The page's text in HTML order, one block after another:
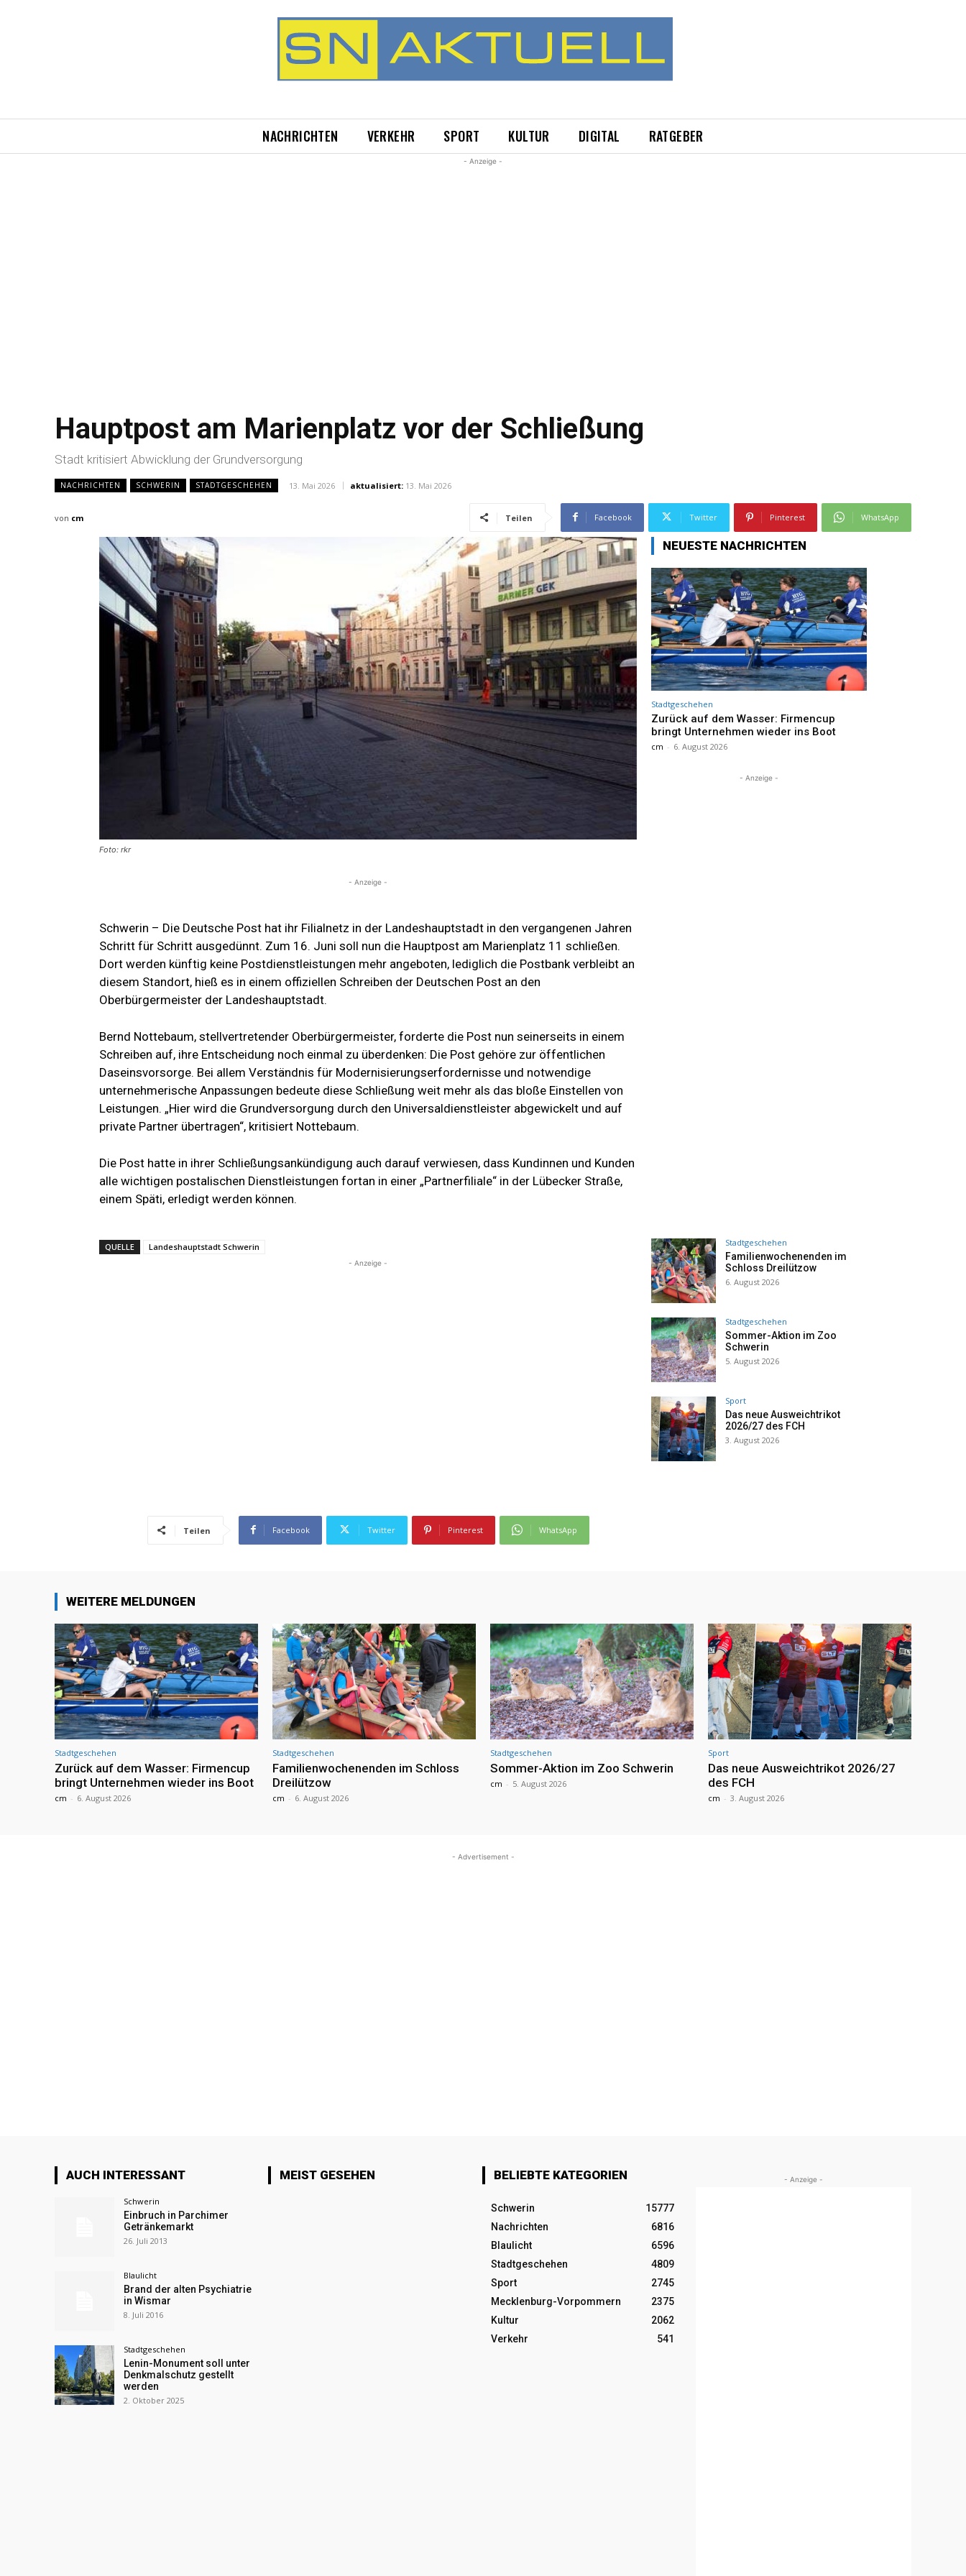
NACHRICHTEN VERKEHR SPORT KULTUR DIGITAL RATGEBER
- Anzeige -
Hauptpost am Marienplatz vor der Schließung
Stadt kritisiert Abwicklung der Grundversorgung
NACHRICHTEN SCHWERIN STADTGESCHEHEN 13. Mai 2026 aktualisiert: 13. Mai 2026
von cm Teilen Facebook Twitter Pinterest WhatsApp
Foto: rkr
- Anzeige -
Schwerin – Die Deutsche Post hat ihr Filialnetz in der Landeshauptstadt in den vergangenen Jahren
Schritt für Schritt ausgedünnt. Zum 16. Juni soll nun die Hauptpost am Marienplatz 11 schließen.
Dort werden künftig keine Postdienstleistungen mehr angeboten, lediglich die Postbank verbleibt an
diesem Standort, hieß es in einem offiziellen Schreiben der Deutschen Post an den
Oberbürgermeister der Landeshauptstadt.
Bernd Nottebaum, stellvertretender Oberbürgermeister, forderte die Post nun seinerseits in einem
Schreiben auf, ihre Entscheidung noch einmal zu überdenken: Die Post gehöre zur öffentlichen
Daseinsvorsorge. Bei allem Verständnis für Modernisierungserfordernisse und notwendige
unternehmerische Anpassungen bedeute diese Schließung weit mehr als das bloße Einstellen von
Leistungen. „Hier wird die Grundversorgung durch den Universaldienstleister abgewickelt und auf
private Partner übertragen“, kritisiert Nottebaum.
Die Post hatte in ihrer Schließungsankündigung auch darauf verwiesen, dass Kundinnen und Kunden
alle wichtigen postalischen Dienstleistungen fortan in einer „Partnerfiliale“ in der Lübecker Straße,
einem Späti, erledigt werden können.
QUELLE Landeshauptstadt Schwerin
- Anzeige -
Teilen Facebook Twitter Pinterest WhatsApp
NEUESTE NACHRICHTEN
Stadtgeschehen
Zurück auf dem Wasser: Firmencup
bringt Unternehmen wieder ins Boot
cm - 6. August 2026
- Anzeige -
Stadtgeschehen
Familienwochenenden im
Schloss Dreilützow
6. August 2026
Stadtgeschehen
Sommer-Aktion im Zoo
Schwerin
5. August 2026
Sport
Das neue Ausweichtrikot
2026/27 des FCH
3. August 2026
WEITERE MELDUNGEN
Stadtgeschehen
Zurück auf dem Wasser: Firmencup
bringt Unternehmen wieder ins Boot
cm - 6. August 2026
Stadtgeschehen
Familienwochenenden im Schloss
Dreilützow
cm - 6. August 2026
Stadtgeschehen
Sommer-Aktion im Zoo Schwerin
cm - 5. August 2026
Sport
Das neue Ausweichtrikot 2026/27
des FCH
cm - 3. August 2026
- Advertisement -
AUCH INTERESSANT
Schwerin
Einbruch in Parchimer
Getränkemarkt
26. Juli 2013
Blaulicht
Brand der alten Psychiatrie
in Wismar
8. Juli 2016
Stadtgeschehen
Lenin-Monument soll unter
Denkmalschutz gestellt
werden
2. Oktober 2025
MEIST GESEHEN BELIEBTE KATEGORIEN
Schwerin
15777
Nachrichten
6816
Blaulicht
6596
Stadtgeschehen
4809
Sport
2745
Mecklenburg-Vorpommern
2375
Kultur
2062
Verkehr
541
- Anzeige -